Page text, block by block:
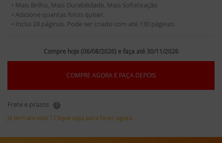
• Mais Brilho, Mais Durabilidade, Mais Sofisticação
• Adicione quantas fotos quiser.
• Inclui 24 páginas. Pode ser criado com até 130 páginas.
Compre hoje (06/08/2026) e faça até 30/11/2026
COMPRE AGORA E FAÇA DEPOIS
Frete e prazos ?
Já tem um vale ? Clique aqui para fazer agora.